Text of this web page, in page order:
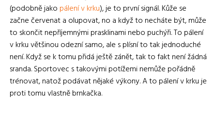
(podobně jakopálení v krku), je to první signál. Kůže se
začne červenat a olupovat, no a když to necháte být, může
to skončit nepříjemnými prasklinami nebo puchýři. To pálení
v krku většinou odezní samo, ale s plísní to tak jednoduché
není. Když se k tomu přidá ještě zánět, tak to fakt není žádná
sranda. Sportovec s takovými potížemi nemůže pořádně
trénovat, natož podávat nějaké výkony. A to pálení v krku je
proti tomu vlastně brnkačka.